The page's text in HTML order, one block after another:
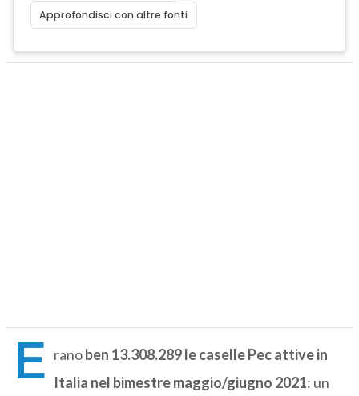
Approfondisci con altre fonti
E ranoben 13.308.289 le caselle Pec attive in
Italia nel bimestre maggio/giugno 2021: un